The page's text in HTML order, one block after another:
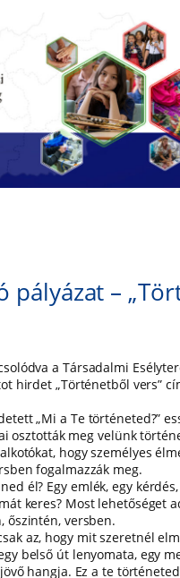
pályázat –
a Társadalmi
hirdet „Történetből vers”
„Mi a Te történeted?”
osztották meg velünk
hogy személyes
fogalmazzák meg.
él? Egy emlék, egy
keres? Most lehetőséget
őszintén, versben.
az, hogy mit szeretnél
belső út lenyomata, egy
hangja. Ez a te